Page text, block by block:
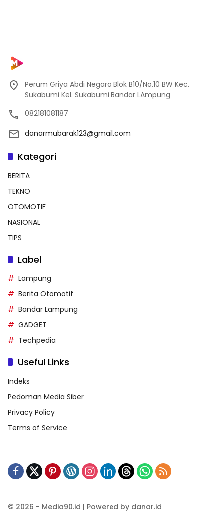
Perum Griya Abdi Negara Blok B10/No.10 BW Kec.
Sukabumi Kel. Sukabumi Bandar LAmpung
082181081187
danarmubarak123@gmail.com
Kategori
BERITA
TEKNO
OTOMOTIF
NASIONAL
TIPS
Label
Lampung
Berita Otomotif
Bandar Lampung
GADGET
Techpedia
Useful Links
Indeks
Pedoman Media Siber
Privacy Policy
Terms of Service
© 2026 - Media90.id | Powered by danar.id